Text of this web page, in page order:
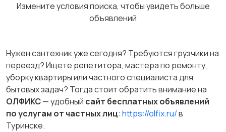
Измените условия поиска, чтобы увидеть больше
объявлений
Нужен сантехник уже сегодня? Требуются грузчики на
переезд? Ищете репетитора, мастера по ремонту,
уборку квартиры или частного специалиста для
бытовых задач? Тогда стоит обратить внимание на
ОЛФИКС— удобный сайт бесплатных объявлений
по услугам от частных лиц: https://olfix.ru/в
Туринске.